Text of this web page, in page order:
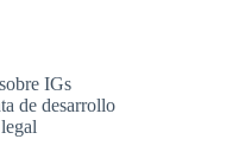
IGs
de desarrollo